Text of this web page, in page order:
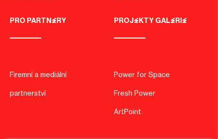
PRO PARTNERY
Firemní a mediální
partnerství
PROJEKTY GALERIE
Power for Space
Fresh Power
ArtPoint